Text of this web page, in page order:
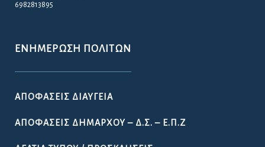
6982813895
ΕΝΗΜΈΡΩΣΗ ΠΟΛΙΤΏΝ
ΑΠΟΦΆΣΕΙΣ ΔΙΑΎΓΕΙΑ
ΑΠΟΦΆΣΕΙΣ ΔΗΜΆΡΧΟΥ – Δ.Σ. – Ε.Π.Ζ